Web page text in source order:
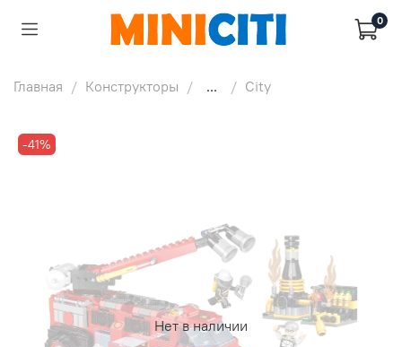
0
Главная Конструкторы ... City
Нет в наличии
-41%